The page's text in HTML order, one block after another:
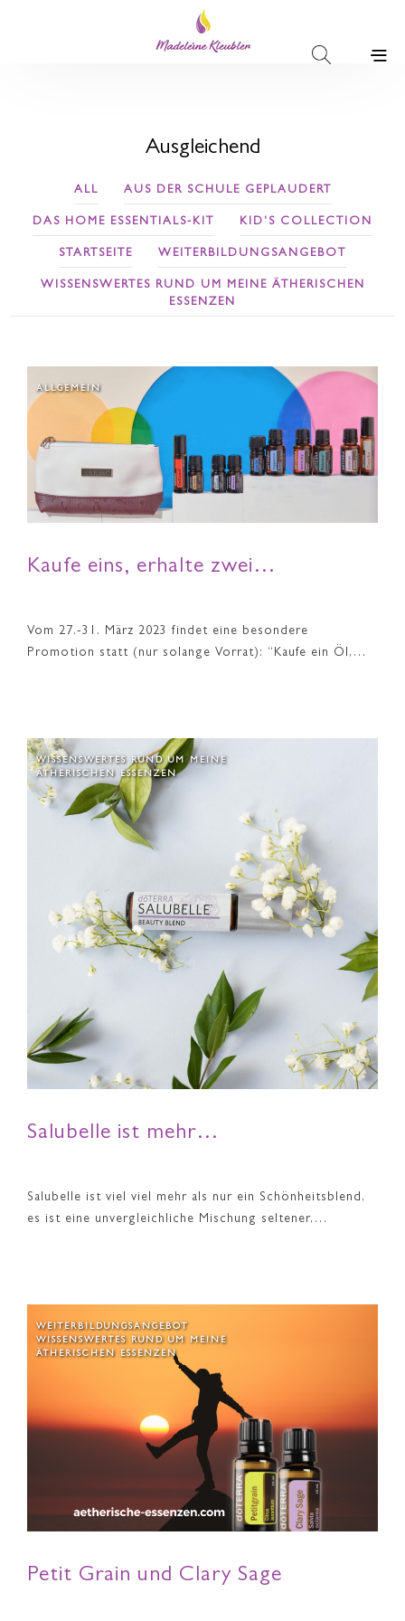
Ausgleichend
ALL AUS DER SCHULE GEPLAUDERT
DAS HOME ESSENTIALS-KIT KID'S COLLECTION
STARTSEITE WEITERBILDUNGSANGEBOT
WISSENSWERTES RUND UM MEINE ÄTHERISCHEN
ESSENZEN
ALLGEMEIN
Kaufe eins, erhalte zwei…
Vom 27.-31. März 2023 findet eine besondere
Promotion statt (nur solange Vorrat): “Kaufe ein Öl,…
WISSENSWERTES RUND UM MEINE
ÄTHERISCHEN ESSENZEN
Salubelle ist mehr…
Salubelle ist viel viel mehr als nur ein Schönheitsblend,
es ist eine unvergleichliche Mischung seltener,…
WEITERBILDUNGSANGEBOT
WISSENSWERTES RUND UM MEINE
ÄTHERISCHEN ESSENZEN
Petit Grain und Clary Sage